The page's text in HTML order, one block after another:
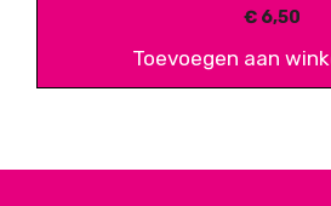
€6,50
Toevoegen aan